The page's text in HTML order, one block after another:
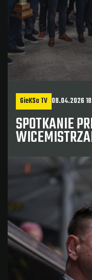
GieKSa TV 08.04.2026
SPOTKANIE